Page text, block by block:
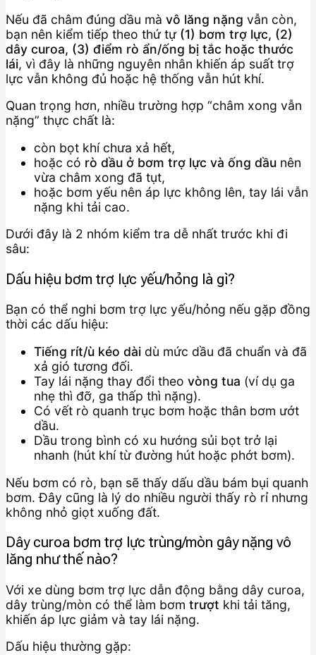
Nếu đã châm đúng dầu mà vô lăng nặng vẫn còn,
bạn nên kiểm tiếp theo thứ tự (1) bơm trợ lực, (2)
dây curoa, (3) điểm rò ẩn/ống bị tắc hoặc thước
lái, vì đây là những nguyên nhân khiến áp suất trợ
lực vẫn không đủ hoặc hệ thống vẫn hút khí.
Quan trọng hơn, nhiều trường hợp “châm xong vẫn
nặng” thực chất là:
còn bọt khí chưa xả hết,
hoặc có rò dầu ở bơm trợ lực và ống dầu nên
vừa châm xong đã tụt,
hoặc bơm yếu nên áp lực không lên, tay lái vẫn
nặng khi tải cao.
Dưới đây là 2 nhóm kiểm tra dễ nhất trước khi đi
sâu:
Dấu hiệu bơm trợ lực yếu/hỏng là gì?
Bạn có thể nghi bơm trợ lực yếu/hỏng nếu gặp đồng
thời các dấu hiệu:
Tiếng rít/ù kéo dài dù mức dầu đã chuẩn và đã
xả gió tương đối.
Tay lái nặng thay đổi theo vòng tua (ví dụ ga
nhẹ thì đỡ, ga thấp thì nặng).
Có vết rò quanh trục bơm hoặc thân bơm ướt
dầu.
Dầu trong bình có xu hướng sủi bọt trở lại
nhanh (hút khí từ đường hút hoặc phớt bơm).
Nếu bơm có rò, bạn sẽ thấy dấu dầu bám bụi quanh
bơm. Đây cũng là lý do nhiều người thấy rò rỉ nhưng
không nhỏ giọt xuống đất.
Dây curoa bơm trợ lực trùng/mòn gây nặng vô
lăng như thế nào?
Với xe dùng bơm trợ lực dẫn động bằng dây curoa,
dây trùng/mòn có thể làm bơm trượt khi tải tăng,
khiến áp lực giảm và tay lái nặng.
Dấu hiệu thường gặp: